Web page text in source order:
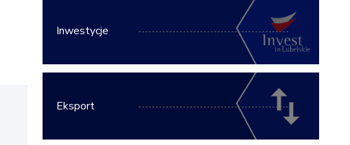
Inwestycje
Eksport